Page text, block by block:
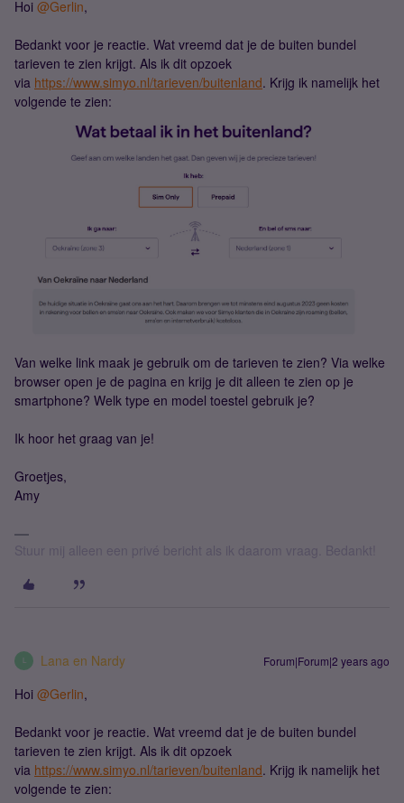
Hoi @Gerlin,
Bedankt voor je reactie. Wat vreemd dat je de buiten bundel
tarieven te zien krijgt. Als ik dit opzoek
via https://www.simyo.nl/tarieven/buitenland. Krijg ik namelijk het
volgende te zien:
Van welke link maak je gebruik om de tarieven te zien? Via welke
browser open je de pagina en krijg je dit alleen te zien op je
smartphone? Welk type en model toestel gebruik je?
Ik hoor het graag van je!
Groetjes,
Amy
Stuur mij alleen een privé bericht als ik daarom vraag. Bedankt!
L Lana en Nardy Forum|Forum|2 years ago
Hoi @Gerlin,
Bedankt voor je reactie. Wat vreemd dat je de buiten bundel
tarieven te zien krijgt. Als ik dit opzoek
via https://www.simyo.nl/tarieven/buitenland. Krijg ik namelijk het
volgende te zien: